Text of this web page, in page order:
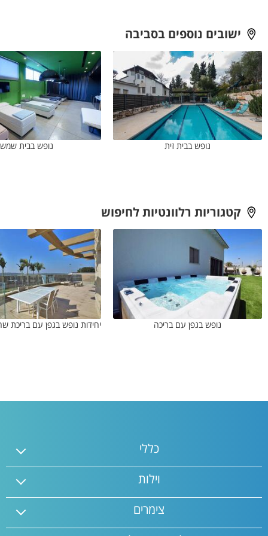
ישובים נוספים בסביבה
נופש בבית זית נופש בבית שמש
קטגוריות רלוונטיות לחיפוש
נופש בגפן עם בריכה
כללי
וילות
צימרים